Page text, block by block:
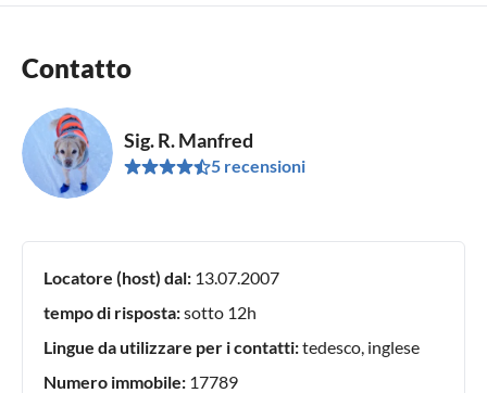
Contatto
Sig. R. Manfred
5 recensioni
Locatore (host) dal: 13.07.2007
tempo di risposta:sotto 12h
Lingue da utilizzare per i contatti:tedesco, inglese
Numero immobile: 17789